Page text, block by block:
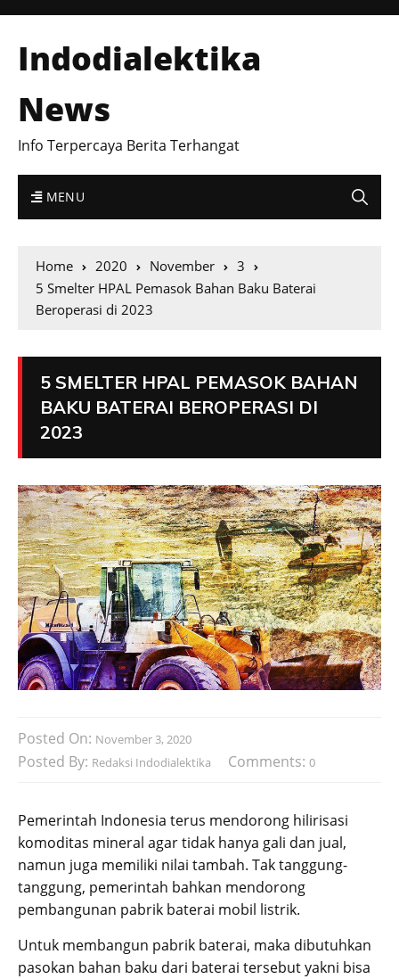
Indodialektika
News
Info Terpercaya Berita Terhangat
MENU
Home 2020 November
3
5 Smelter HPAL Pemasok Bahan Baku Baterai
Beroperasi di 2023
5 SMELTER HPAL PEMASOK BAHAN
BAKU BATERAI BEROPERASI DI
2023
Posted On: November 3, 2020
Posted By: Redaksi Indodialektika Comments: 0
Pemerintah Indonesia terus mendorong hilirisasi
komoditas mineral agar tidak hanya gali dan jual,
namun juga memiliki nilai tambah. Tak tanggung-
tanggung, pemerintah bahkan mendorong
pembangunan pabrik baterai mobil listrik.
Untuk membangun pabrik baterai, maka dibutuhkan
pasokan bahan baku dari baterai tersebut yakni bisa